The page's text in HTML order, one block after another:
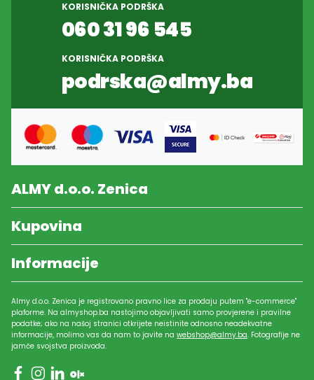
KORISNIČKA PODRŠKA
060 31 96 545
KORISNIČKA PODRŠKA
podrska@almy.ba
ALMY d.o.o. Zenica
Kupovina
Informacije
Almy d.o.o. Zenica je registrovano pravno lice za prodaju putem "e-commerce"
plaforme. Na almyshop.ba nastojimo objavljivati samo provjerene i pravilne
podatke; ako na našoj stranici otkrijete neistinite odnosno neadekvatne
informacije, molimo vas da nam to javite na webshop@almy.ba. Fotografije ne
jamče svojstva proizvoda.